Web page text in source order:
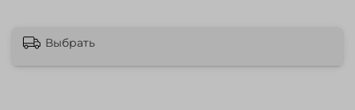
Выбрать